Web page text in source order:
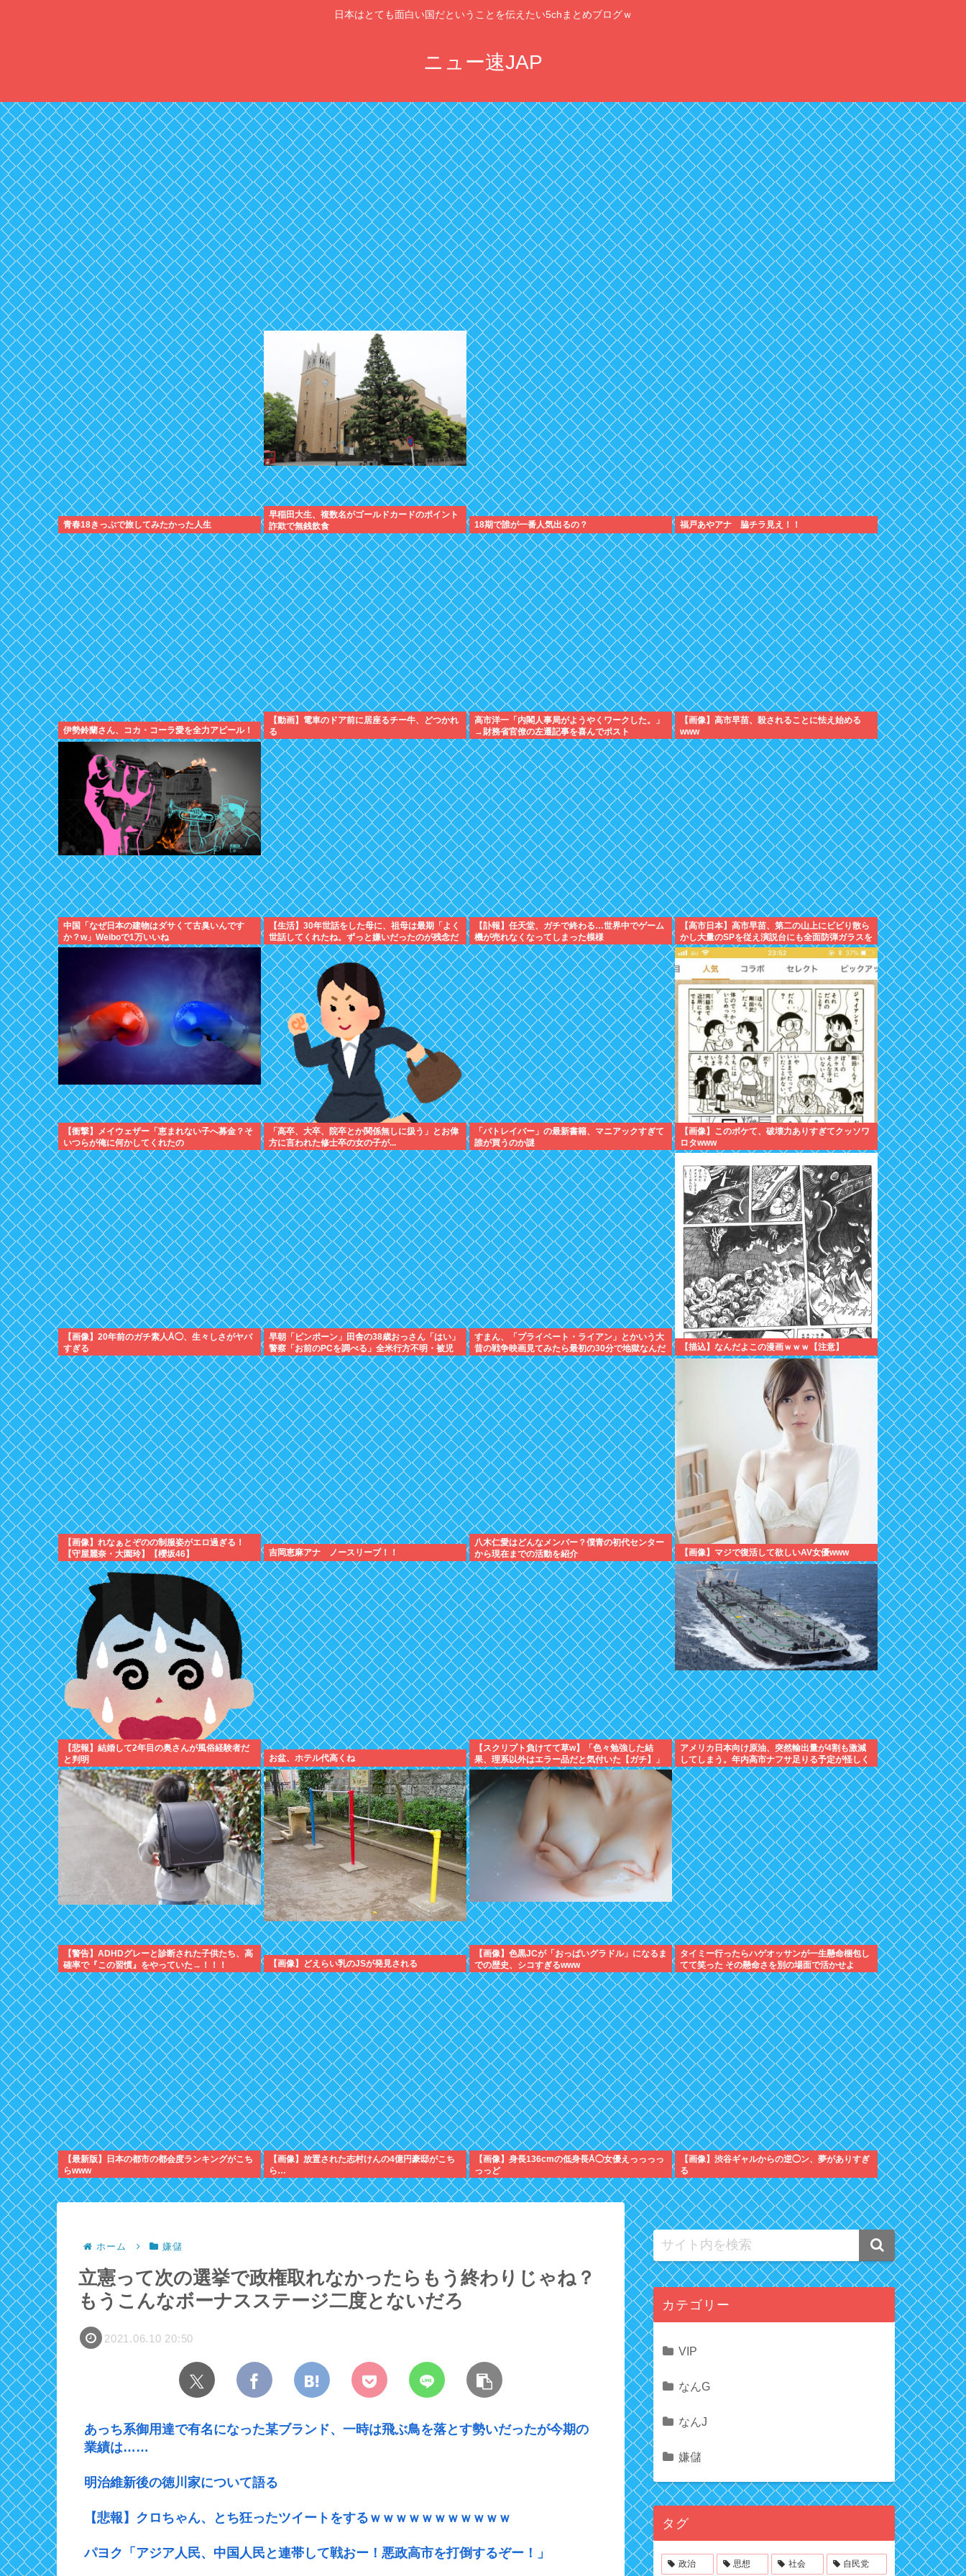
日本はとても面白い国だということを伝えたい5chまとめブログｗ
ニュー速JAP
青春18きっぷで旅してみたかった人生
早稲田大生、複数名がゴールドカードのポイント
詐欺で無銭飲食
18期で誰が一番人気出るの？ 福戸あやアナ 脇チラ見え！！
伊勢鈴蘭さん、コカ・コーラ愛を全力アピール！
【動画】電車のドア前に居座るチー牛、どつかれ
る
高市洋一「内閣人事局がようやくワークした。」
→財務省官僚の左遷記事を喜んでポスト
【画像】高市早苗、殺されることに怯え始める
www
中国「なぜ日本の建物はダサくて古臭いんです
か？w」Weiboで1万いいね
【生活】30年世話をした母に、祖母は最期「よく
世話してくれたね。ずっと嫌いだったのが残念だ
よ」と言って死んだ
【訃報】任天堂、ガチで終わる…世界中でゲーム
機が売れなくなってしまった模様
【高市日本】高市早苗、第二の山上にビビり散ら
かし大量のSPを従え演説台にも全面防弾ガラスを
設置
【衝撃】メイウェザー「恵まれない子へ募金？そ
いつらが俺に何かしてくれたの
か・・・・・・？」⇒！！！
「高卒、大卒、院卒とか関係無しに扱う」とお偉
方に言われた修士卒の女の子が...
「パトレイバー」の最新書籍、マニアックすぎて
誰が買うのか謎
【画像】このボケて、破壊力ありすぎてクッソワ
ロタwww
【画像】20年前のガチ素人Å◯、生々しさがヤバ
すぎる
早朝「ピンポーン」田舎の38歳おっさん「はい」
警察「お前のPCを調べる」全米行方不明・被児
童搾取センターからの通報により児ホ゜画像を発
見、逮捕
すまん、「プライベート・ライアン」とかいう大
昔の戦争映画見てみたら最初の30分で地獄なんだ
が…これずっと続く感じ？
【描込】なんだよこの漫画ｗｗｗ【注意】
【画像】れなぁとぞのの制服姿がエロ過ぎる！
【守屋麗奈・大園玲】【櫻坂46】
吉岡恵麻アナ ノースリーブ！！
八木仁愛はどんなメンバー？僕青の初代センター
から現在までの活動を紹介
【画像】マジで復活して欲しいAV女優www
【悲報】結婚して2年目の奥さんが風俗経験者だ
と判明
お盆、ホテル代高くね
【スクリプト負けてて草w】「色々勉強した結
果、理系以外はエラー品だと気付いた【ガチ】」
について、もっと具体的に話そうか
アメリカ日本向け原油、突然輸出量が4割も激減
してしまう。年内高市ナフサ足りる予定が怪しく
なりはじめる
【警告】ADHDグレーと診断された子供たち、高
確率で『この習慣』をやっていた→！！！
【画像】どえらい乳のJSが発見される
【画像】色黒JCが「おっぱいグラドル」になるま
での歴史、シコすぎるwww
タイミー行ったらハゲオッサンが一生懸命梱包し
てて笑った その懸命さを別の場面で活かせよ
【最新版】日本の都市の都会度ランキングがこち
らwww
【画像】放置された志村けんの4億円豪邸がこち
ら…
【画像】身長136cmの低身長Å◯女優えっっっっ
っっど
【画像】渋谷ギャルからの逆◯ン、夢がありすぎ
る
ホーム 嫌儲
立憲って次の選挙で政権取れなかったらもう終わりじゃね？
もうこんなボーナスステージ二度とないだろ
2021.06.10 20:50
あっち系御用達で有名になった某ブランド、一時は飛ぶ鳥を落とす勢いだったが今期の
業績は……
明治維新後の徳川家について語る
【悲報】クロちゃん、とち狂ったツイートをするｗｗｗｗｗｗｗｗｗｗｗ
パヨク「アジア人民、中国人民と連帯して戦おー！悪政高市を打倒するぞー！」
カテゴリー
VIP
なんG
なんJ
嫌儲
タグ
政治 思想 社会 自民党